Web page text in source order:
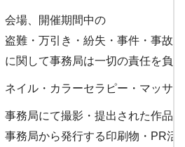
会場、開催期間中の
盗難・万引き・紛失・事件・事故
に関して事務局は一切の責任を負
ネイル・カラーセラピー・マッサ
事務局にて撮影・提出された作品
事務局から発行する印刷物・PR活